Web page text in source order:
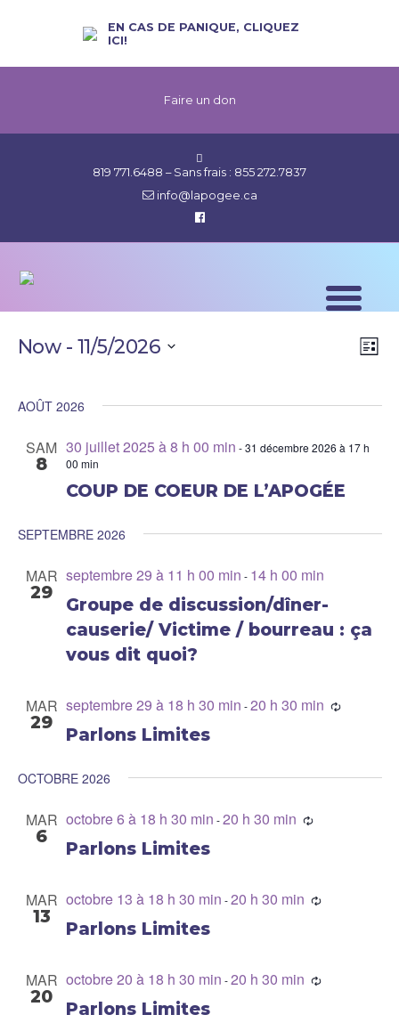
EN CAS DE PANIQUE, CLIQUEZ
ICI!
Faire un don
819 771.6488 – Sans frais : 855 272.7837
info@lapogee.ca
List
Now - 11/5/2026
date.
AOÛT 2026
SAM
8
30 juillet 2025 à 8 h 00 min -31 décembre 2026 à 17 h
00 min
COUP DE COEUR DE L’APOGÉE
SEPTEMBRE 2026
MAR
29
septembre 29 à 11 h 00 min - 14 h 00 min
Groupe de discussion/dîner-
causerie/ Victime / bourreau : ça
vous dit quoi?
MAR
29
septembre 29 à 18 h 30 min -20 h 30 min
Parlons Limites
OCTOBRE 2026
MAR
6
octobre 6 à 18 h 30 min -20 h 30 min
Parlons Limites
MAR
13
octobre 13 à 18 h 30 min -20 h 30 min
Parlons Limites
MAR
20
octobre 20 à 18 h 30 min -20 h 30 min
Parlons Limites